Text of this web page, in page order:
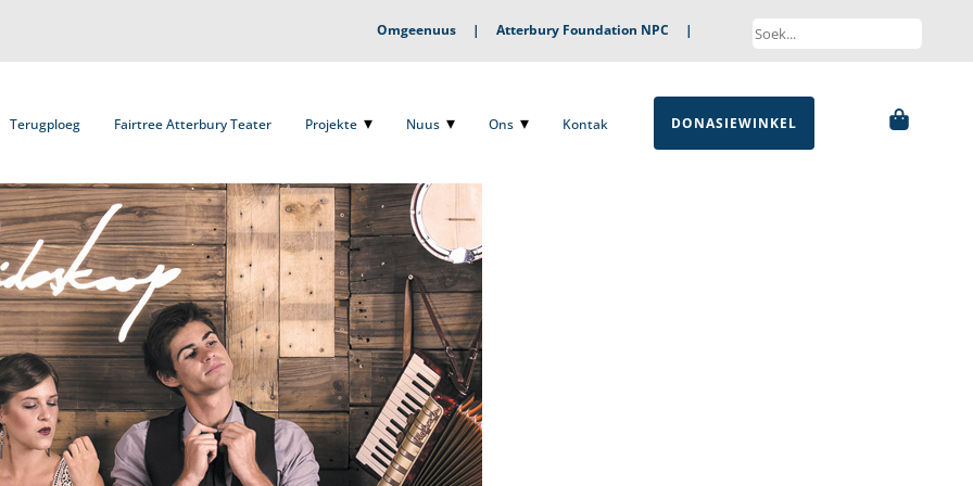
Omgeenuus| Atterbury Foundation NPC |
Terugploeg Fairtree Atterbury Teater Projekte Nuus Ons Kontak DONASIEWINKEL